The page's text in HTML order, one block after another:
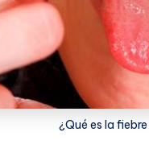
¿Qué es la